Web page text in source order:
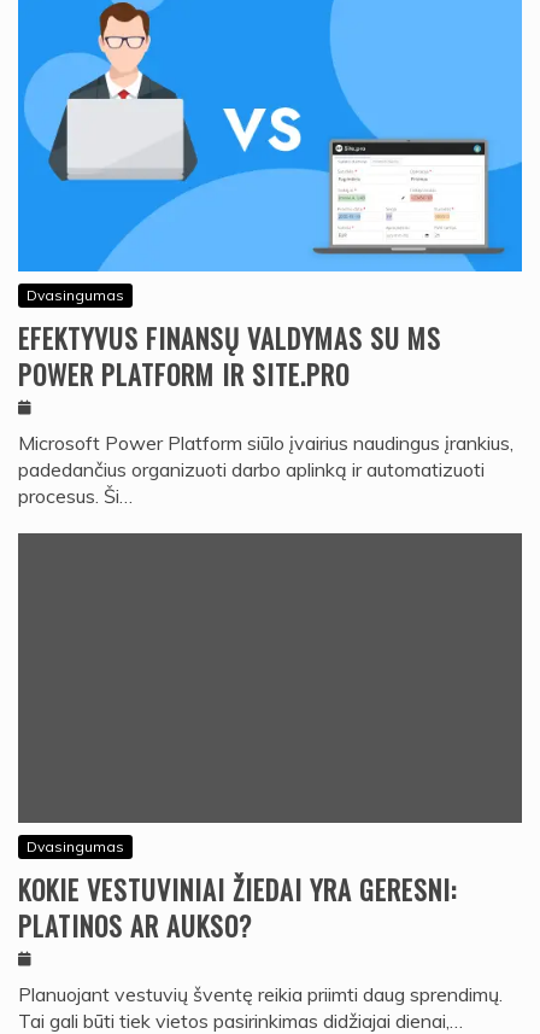
Dvasingumas
EFEKTYVUS FINANSŲ VALDYMAS SU MS
POWER PLATFORM IR SITE.PRO
Microsoft Power Platform siūlo įvairius naudingus įrankius,
padedančius organizuoti darbo aplinką ir automatizuoti
procesus. Ši…
Dvasingumas
KOKIE VESTUVINIAI ŽIEDAI YRA GERESNI:
PLATINOS AR AUKSO?
Planuojant vestuvių šventę reikia priimti daug sprendimų.
Tai gali būti tiek vietos pasirinkimas didžiajai dienai,…